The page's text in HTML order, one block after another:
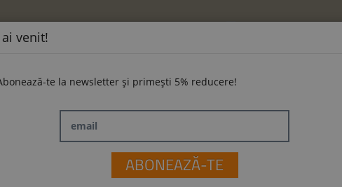
LA PLIMBARE JUCĂRII
venit!
te la newsletter și primești 5% reducere!
email
ABONEAZĂ-TE